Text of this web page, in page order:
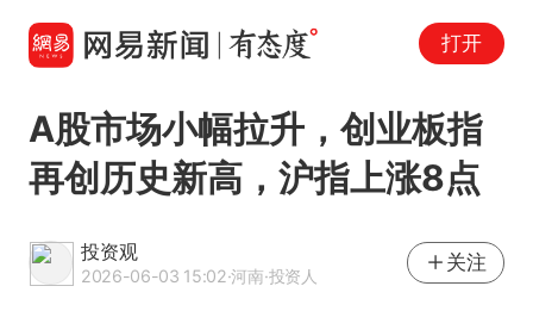
打开
A股市场小幅拉升，创业板指
再创历史新高，沪指上涨8点
投资观
2026-06-03 15:02·河南·投资人
关注